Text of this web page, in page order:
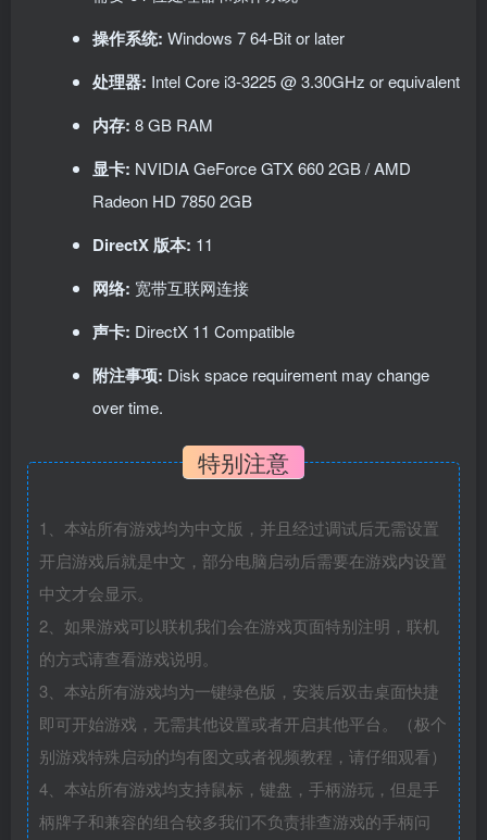
操作系统: Windows 7 64-Bit or later
处理器: Intel Core i3-3225 @ 3.30GHz or equivalent
内存: 8 GB RAM
显卡: NVIDIA GeForce GTX 660 2GB / AMD
Radeon HD 7850 2GB
DirectX 版本: 11
网络: 宽带互联网连接
声卡: DirectX 11 Compatible
附注事项: Disk space requirement may change
over time.
特别注意
1、本站所有游戏均为中文版，并且经过调试后无需设置
开启游戏后就是中文，部分电脑启动后需要在游戏内设置
中文才会显示。
2、如果游戏可以联机我们会在游戏页面特别注明，联机
的方式请查看游戏说明。
3、本站所有游戏均为一键绿色版，安装后双击桌面快捷
即可开始游戏，无需其他设置或者开启其他平台。（极个
别游戏特殊启动的均有图文或者视频教程，请仔细观看）
4、本站所有游戏均支持鼠标，键盘，手柄游玩，但是手
柄牌子和兼容的组合较多我们不负责排查游戏的手柄问